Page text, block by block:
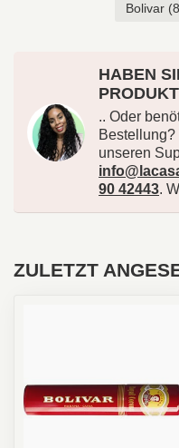
Bolivar
HABEN
.. Oder
unseren
90 42443.
ZULETZT